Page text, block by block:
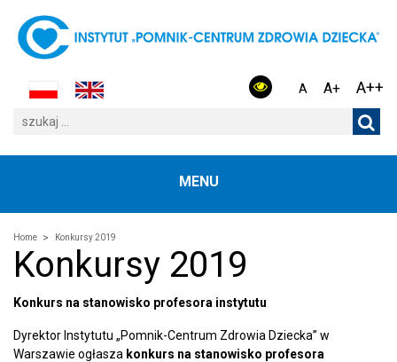
A A+ A++
MENU
Home Konkursy 2019
Konkursy 2019
Konkurs na stanowisko profesora instytutu
Dyrektor Instytutu „Pomnik-Centrum Zdrowia Dziecka” w
Warszawie ogłasza konkurs na stanowisko profesora